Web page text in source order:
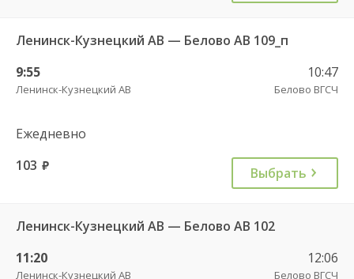
Ленинск-Кузнецкий АВ — Белово АВ 109_п
9:55
Ленинск-Кузнецкий АВ
10:47
Белово ВГСЧ
Ежедневно
103 руб. Выбрать
Ленинск-Кузнецкий АВ — Белово АВ 102
11:20
Ленинск-Кузнецкий АВ
12:06
Белово ВГСЧ